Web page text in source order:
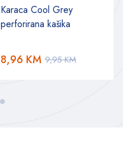
Karaca Cool Grey
perforirana kašika
9,95KM
8,96 KM